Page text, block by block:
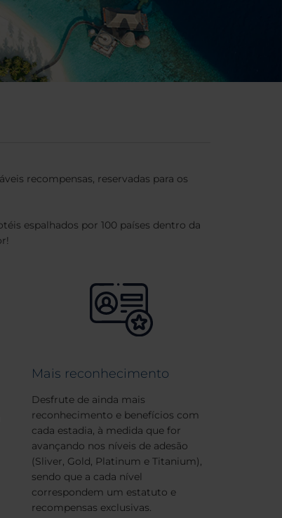
recompensas, reservadas para os
espalhados por 100 países dentro da
Mais reconhecimento
Desfrute de ainda mais
reconhecimento e benefícios com
cada estadia, à medida que for
avançando nos níveis de adesão
(Sliver, Gold, Platinum e Titanium),
sendo que a cada nível
correspondem um estatuto e
recompensas exclusivas.